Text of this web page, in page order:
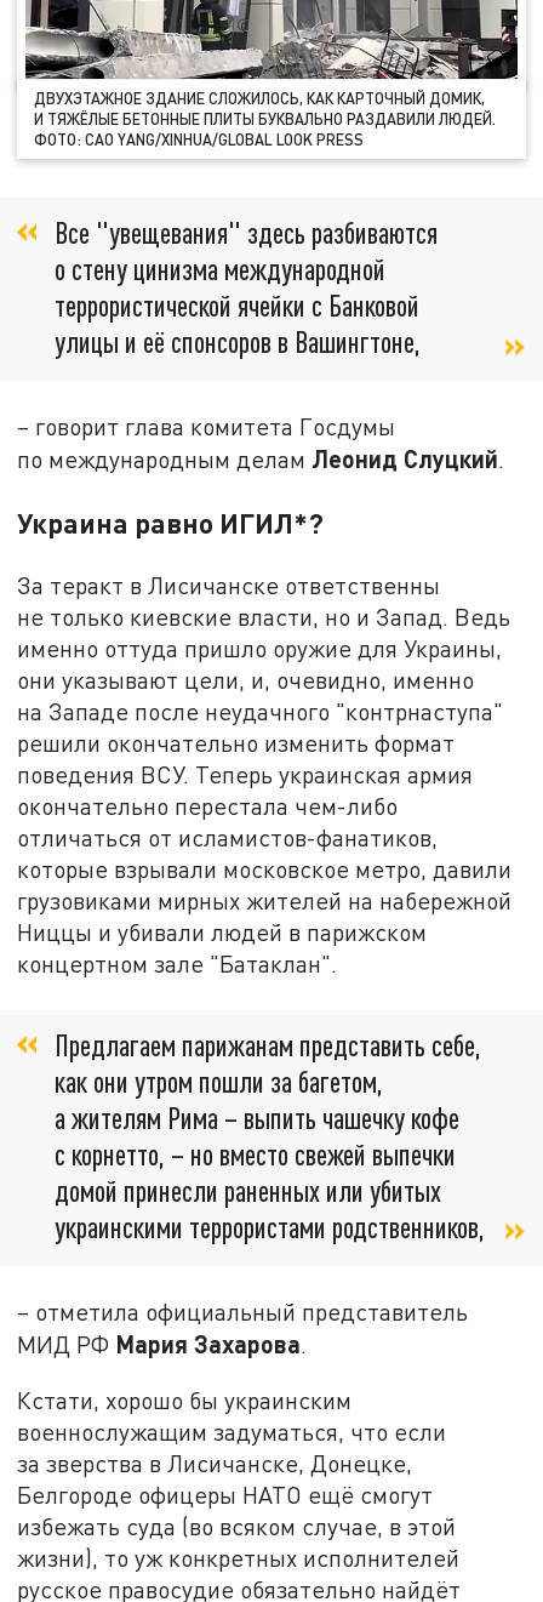
ДВУХЭТАЖНОЕ ЗДАНИЕ СЛОЖИЛОСЬ, КАК КАРТОЧНЫЙ ДОМИК,
И ТЯЖЁЛЫЕ БЕТОННЫЕ ПЛИТЫ БУКВАЛЬНО РАЗДАВИЛИ ЛЮДЕЙ.
ФОТО: CAO YANG/XINHUA/GLOBAL LOOK PRESS
Все "увещевания" здесь разбиваются
о стену цинизма международной
террористической ячейки с Банковой
улицы и её спонсоров в Вашингтоне,
– говорит глава комитета Госдумы
по международным делам Леонид Слуцкий.
Украина равно ИГИЛ*?
За теракт в Лисичанске ответственны
не только киевские власти, но и Запад. Ведь
именно оттуда пришло оружие для Украины,
они указывают цели, и, очевидно, именно
на Западе после неудачного "контрнаступа"
решили окончательно изменить формат
поведения ВСУ. Теперь украинская армия
окончательно перестала чем-либо
отличаться от исламистов-фанатиков,
которые взрывали московское метро, давили
грузовиками мирных жителей на набережной
Ниццы и убивали людей в парижском
концертном зале "Батаклан".
Предлагаем парижанам представить себе,
как они утром пошли за багетом,
а жителям Рима – выпить чашечку кофе
с корнетто, – но вместо свежей выпечки
домой принесли раненных или убитых
украинскими террористами родственников,
– отметила официальный представитель
МИД РФ Мария Захарова.
Кстати, хорошо бы украинским
военнослужащим задуматься, что если
за зверства в Лисичанске, Донецке,
Белгороде офицеры НАТО ещё смогут
избежать суда (во всяком случае, в этой
жизни), то уж конкретных исполнителей
русское правосудие обязательно найдёт